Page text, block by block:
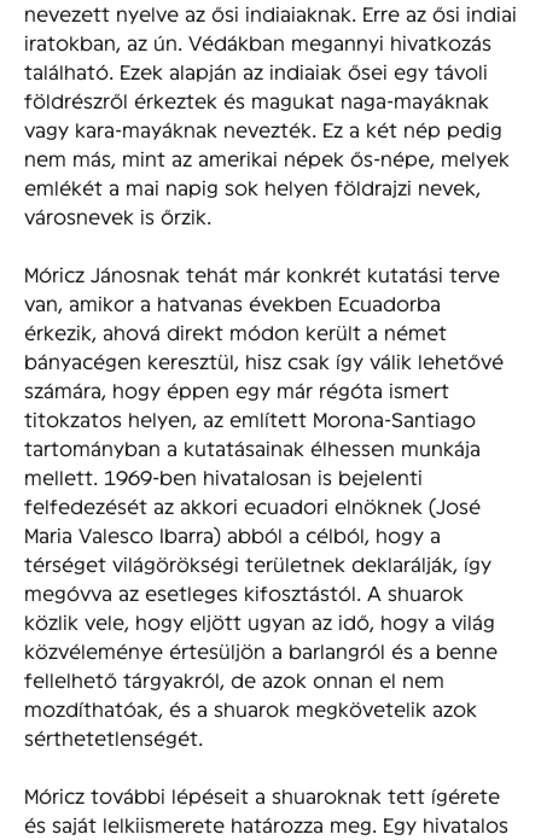
nevezett nyelve az ősi indiaiaknak. Erre az ősi indiai
iratokban, az ún. Védákban megannyi hivatkozás
található. Ezek alapján az indiaiak ősei egy távoli
földrészről érkeztek és magukat naga-mayáknak
vagy kara-mayáknak nevezték. Ez a két nép pedig
nem más, mint az amerikai népek ős-népe, melyek
emlékét a mai napig sok helyen földrajzi nevek,
városnevek is őrzik.
Móricz Jánosnak tehát már konkrét kutatási terve
van, amikor a hatvanas években Ecuadorba
érkezik, ahová direkt módon került a német
bányacégen keresztül, hisz csak így válik lehetővé
számára, hogy éppen egy már régóta ismert
titokzatos helyen, az említett Morona-Santiago
tartományban a kutatásainak élhessen munkája
mellett. 1969-ben hivatalosan is bejelenti
felfedezését az akkori ecuadori elnöknek (José
Maria Valesco Ibarra) abból a célból, hogy a
térséget világörökségi területnek deklarálják, így
megóvva az esetleges kifosztástól. A shuarok
közlik vele, hogy eljött ugyan az idő, hogy a világ
közvéleménye értesüljön a barlangról és a benne
fellelhető tárgyakról, de azok onnan el nem
mozdíthatóak, és a shuarok megkövetelik azok
sérthetetlenségét.
Móricz további lépéseit a shuaroknak tett ígérete
és saját lelkiismerete határozza meg. Egy hivatalos